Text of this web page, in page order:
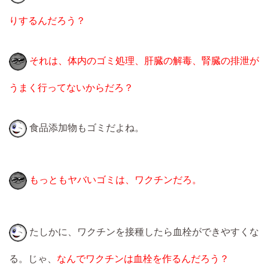
りするんだろう？
それは、体内のゴミ処理、肝臓の解毒、腎臓の排泄が
うまく行ってないからだろ？
食品添加物もゴミだよね。
もっともヤバいゴミは、ワクチンだろ。
たしかに、ワクチンを接種したら血栓ができやすくな
る。じゃ、 なんでワクチンは血栓を作るんだろう？